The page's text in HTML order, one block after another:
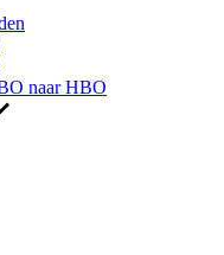
naar HBO